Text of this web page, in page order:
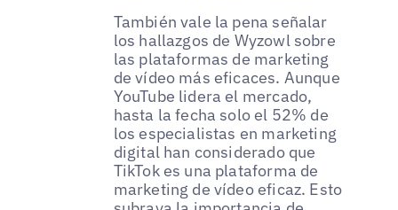
También vale la pena señalar
los hallazgos de Wyzowl sobre
las plataformas de marketing
de vídeo más eficaces. Aunque
YouTube lidera el mercado,
hasta la fecha solo el 52% de
los especialistas en marketing
digital han considerado que
TikTok es una plataforma de
marketing de vídeo eficaz. Esto